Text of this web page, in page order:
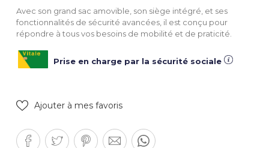
Avec son grand sac amovible, son siège intégré, et ses
fonctionnalités de sécurité avancées, il est conçu pour
répondre à tous vos besoins de mobilité et de praticité.
Prise en charge par la sécurité sociale
Ajouter à mes favoris